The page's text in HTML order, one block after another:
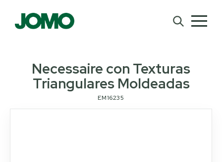
Necessaire con Texturas
Triangulares Moldeadas
EM16235